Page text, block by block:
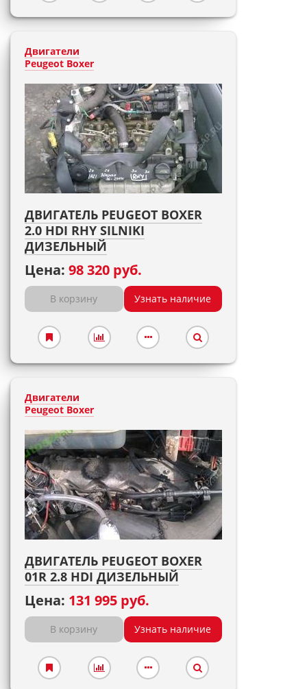
Двигатели
Peugeot Boxer
ДВИГАТЕЛЬ PEUGEOT BOXER
2.0 HDI RHY SILNIKI
ДИЗЕЛЬНЫЙ
Цена: 98 320 руб.
В корзину Узнать наличие
Двигатели
Peugeot Boxer
ДВИГАТЕЛЬ PEUGEOT BOXER
01R 2.8 HDI ДИЗЕЛЬНЫЙ
Цена: 131 995 руб.
В корзину Узнать наличие